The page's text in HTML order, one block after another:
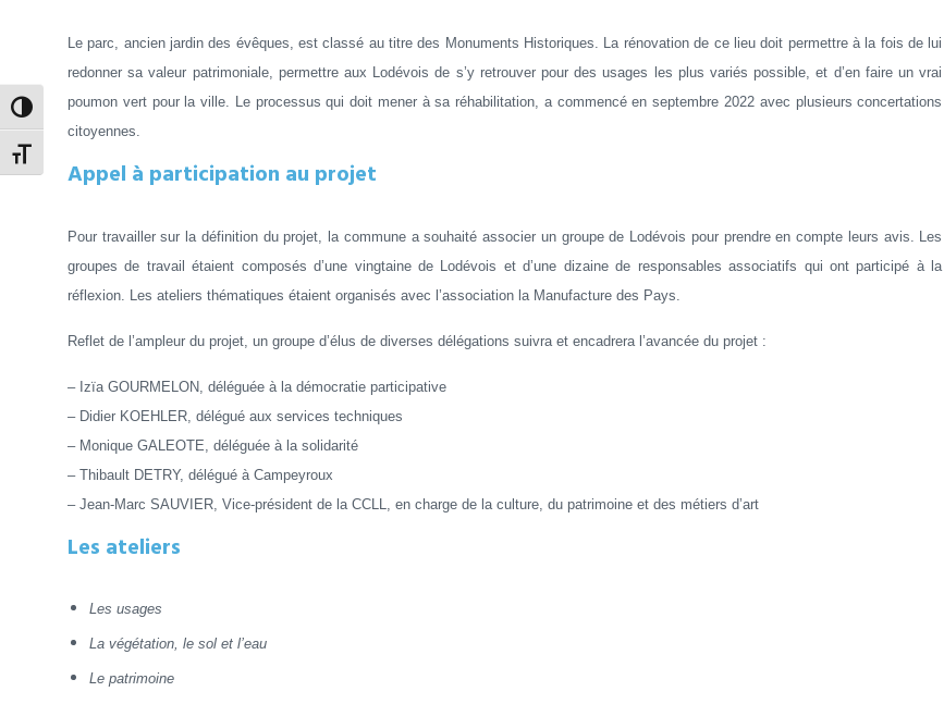
Passer en contraste élevé
Changer la taille de la police
Le parc, ancien jardin des évêques, est classé au titre des Monuments Historiques. La rénovation de ce lieu doit permettre à la fois de lui
redonner sa valeur patrimoniale, permettre aux Lodévois de s’y retrouver pour des usages les plus variés possible, et d’en faire un vrai
poumon vert pour la ville. Le processus qui doit mener à sa réhabilitation, a commencé en septembre 2022 avec plusieurs concertations
citoyennes.
Appel à participation au projet
Pour travailler sur la définition du projet, la commune a souhaité associer un groupe de Lodévois pour prendre en compte leurs avis. Les
groupes de travail étaient composés d’une vingtaine de Lodévois et d’une dizaine de responsables associatifs qui ont participé à la
réflexion. Les ateliers thématiques étaient organisés avec l’association la Manufacture des Pays.
Reflet de l’ampleur du projet, un groupe d’élus de diverses délégations suivra et encadrera l’avancée du projet :
– Izïa GOURMELON, déléguée à la démocratie participative
– Didier KOEHLER, délégué aux services techniques
– Monique GALEOTE, déléguée à la solidarité
– Thibault DETRY, délégué à Campeyroux
– Jean-Marc SAUVIER, Vice-président de la CCLL, en charge de la culture, du patrimoine et des métiers d’art
Les ateliers
Les usages
La végétation, le sol et l’eau
Le patrimoine